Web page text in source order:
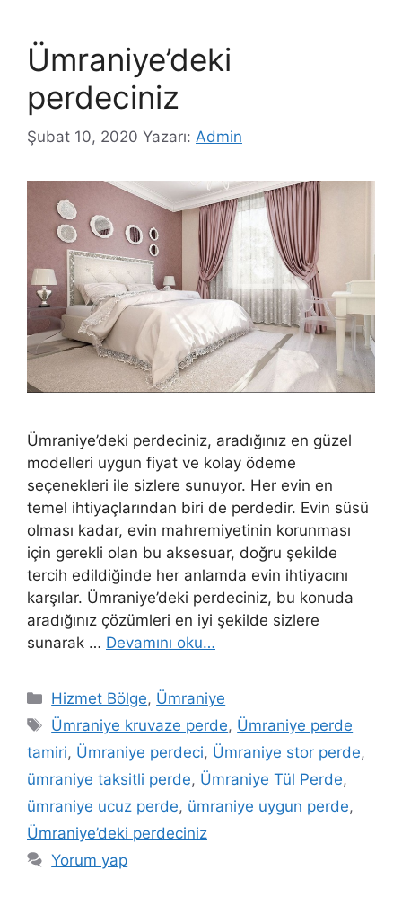
Ümraniye’deki
perdeciniz
Şubat 10, 2020 Yazarı: Admin
Ümraniye’deki perdeciniz, aradığınız en güzel
modelleri uygun fiyat ve kolay ödeme
seçenekleri ile sizlere sunuyor. Her evin en
temel ihtiyaçlarından biri de perdedir. Evin süsü
olması kadar, evin mahremiyetinin korunması
için gerekli olan bu aksesuar, doğru şekilde
tercih edildiğinde her anlamda evin ihtiyacını
karşılar. Ümraniye’deki perdeciniz, bu konuda
aradığınız çözümleri en iyi şekilde sizlere
sunarak … Devamını oku…
Hizmet Bölge, Ümraniye
Ümraniye kruvaze perde, Ümraniye perde
tamiri, Ümraniye perdeci, Ümraniye stor perde,
ümraniye taksitli perde, Ümraniye Tül Perde,
ümraniye ucuz perde, ümraniye uygun perde,
Ümraniye’deki perdeciniz
Yorum yap